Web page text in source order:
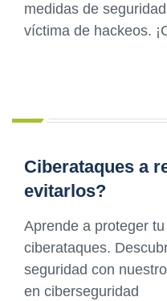
medidas de
víctima de hackeos.
Ciberataques a
evitarlos?
Aprende a proteger
ciberataques.
seguridad con
en ciberseguridad